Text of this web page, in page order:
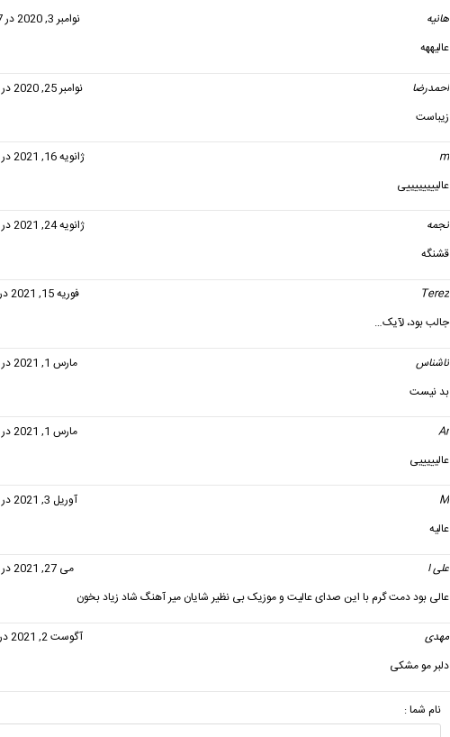
هانیه
نوامبر 3, 2020 در 11:27 ق.ظ
عالیههه
احمدرضا
نوامبر 25, 2020 در 8:14 ب.ظ
زیباست
m
ژانویه 16, 2021 در 7:06 ب.ظ
عالییییییییی
نجمه
ژانویه 24, 2021 در 1:56 ب.ظ
قشنگه
Terez
فوریه 15, 2021 در 4:09 ق.ظ
جالب بود، لآیک…
ناشناس
مارس 1, 2021 در 3:34 ب.ظ
بد نیست
Ar
مارس 1, 2021 در 3:34 ب.ظ
عالیییییی
M
آوریل 3, 2021 در 5:47 ب.ظ
عالیه
علی ا
می 27, 2021 در 2:51 ب.ظ
عالی بود دمت گرم با این صدای عالیت و موزیک بی نظیر شایان میر آهنگ شاد زیاد بخون
مهدی
آگوست 2, 2021 در 9:01 ق.ظ
دلبر مو مشکی
نام شما :